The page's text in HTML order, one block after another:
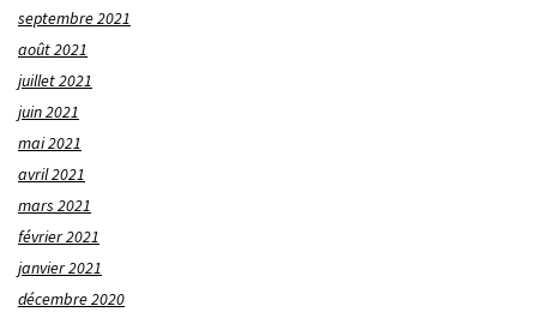
septembre 2021
août 2021
juillet 2021
juin 2021
mai 2021
avril 2021
mars 2021
février 2021
janvier 2021
décembre 2020